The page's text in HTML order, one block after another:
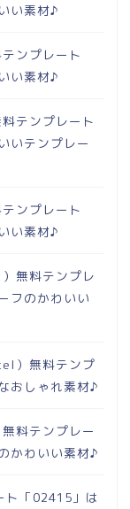
い素材♪
ンプレート
い素材♪
テンプレート
いテンプレー
ンプレート
い素材♪
無料テンプレ
フのかわいい
）無料テンプ
おしゃれ素材♪
料テンプレー
かわいい素材♪
ト「02415」は